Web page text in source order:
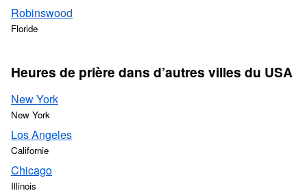
Robinswood
Floride
Heures de prière dans d’autres villes du USA
New York
New York
Los Angeles
Californie
Chicago
Illinois